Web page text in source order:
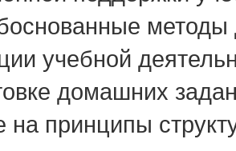
методы
учебной
домашних
на принципы